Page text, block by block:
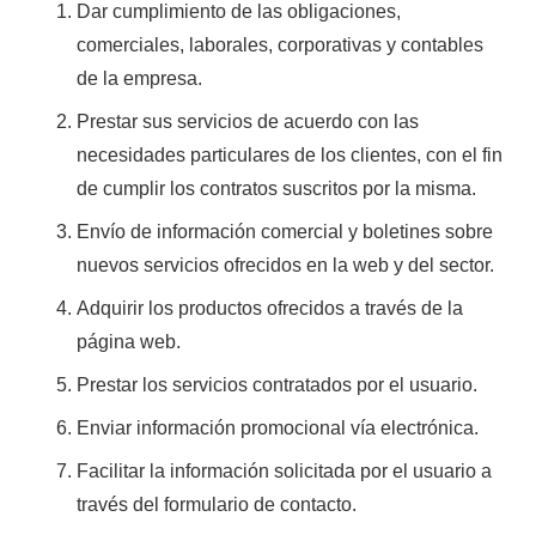
Dar cumplimiento de las obligaciones,
comerciales, laborales, corporativas y contables
de la empresa.
Prestar sus servicios de acuerdo con las
necesidades particulares de los clientes, con el fin
de cumplir los contratos suscritos por la misma.
Envío de información comercial y boletines sobre
nuevos servicios ofrecidos en la web y del sector.
Adquirir los productos ofrecidos a través de la
página web.
Prestar los servicios contratados por el usuario.
Enviar información promocional vía electrónica.
Facilitar la información solicitada por el usuario a
través del formulario de contacto.